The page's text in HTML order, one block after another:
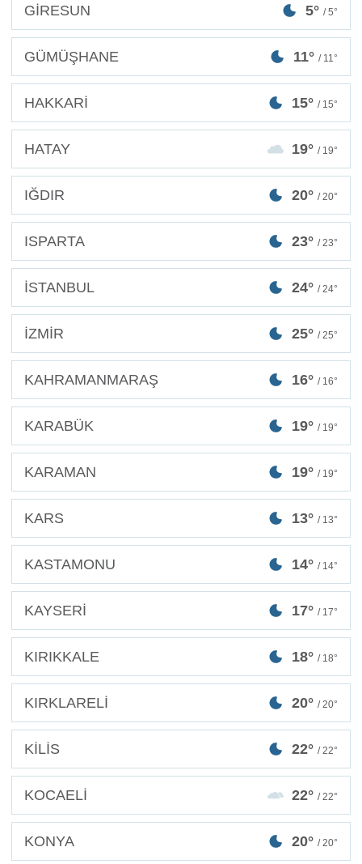
GİRESUN 5° / 5°
GÜMÜŞHANE 11° / 11°
HAKKARİ 15° / 15°
HATAY 19° / 19°
IĞDIR 20° / 20°
ISPARTA 23° / 23°
İSTANBUL 24° / 24°
İZMİR 25° / 25°
KAHRAMANMARAŞ 16° / 16°
KARABÜK 19° / 19°
KARAMAN 19° / 19°
KARS 13° / 13°
KASTAMONU 14° / 14°
KAYSERİ 17° / 17°
KIRIKKALE 18° / 18°
KIRKLARELİ 20° / 20°
KİLİS 22° / 22°
KOCAELİ 22° / 22°
KONYA 20° / 20°